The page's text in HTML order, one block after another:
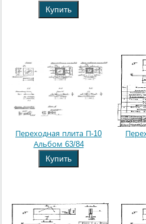
Купить
Переходная плита П-10
Альбом 63/84
Купить